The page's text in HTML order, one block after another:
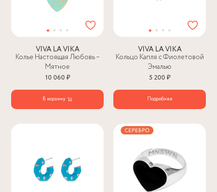
VIVA LA VIKA
Колье Настоящая Любовь –
Мятное
10 060 ₽
В корзину
VIVA LA VIKA
Кольцо Капля с Фиолетовой
Эмалью
5 200 ₽
Подробнее